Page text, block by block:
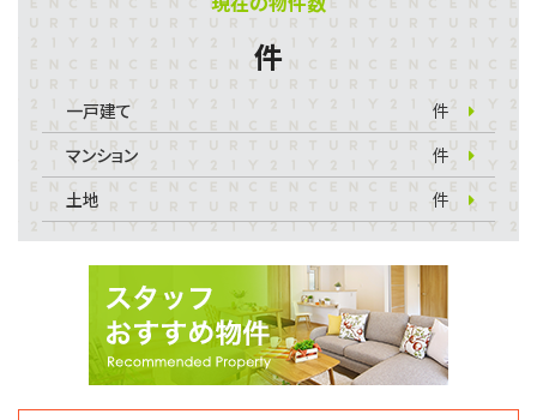
件
一戸建て
件
マンション
件
土地
件